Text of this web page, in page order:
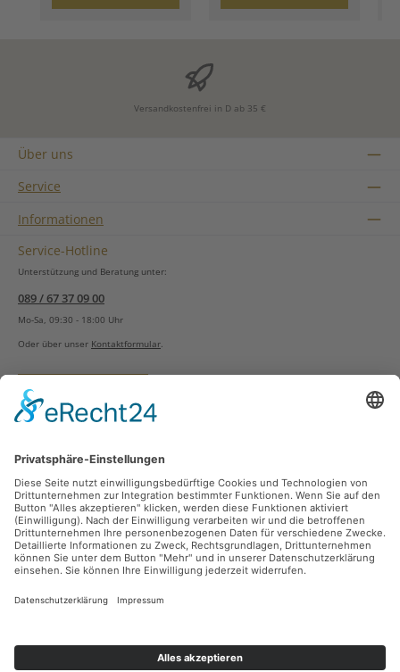
Versandkostenfrei in D ab 35 €
Über uns
Service
Informationen
Service-Hotline
Unterstützung und Beratung unter:
089 / 67 37 09 00
Mo-Sa, 09:30 - 18:00 Uhr
Oder über unser Kontaktformular.
Vertrag widerrufen
Zahlungsarten
Sicher Einkaufen
Ladengeschäft
Newsletter